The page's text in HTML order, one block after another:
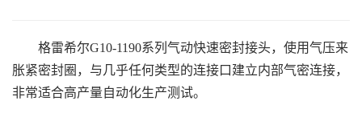
格雷希尔G10-1190系列气动快速密封接头，使用气压来
胀紧密封圈，与几乎任何类型的连接口建立内部气密连接，
非常适合高产量自动化生产测试。